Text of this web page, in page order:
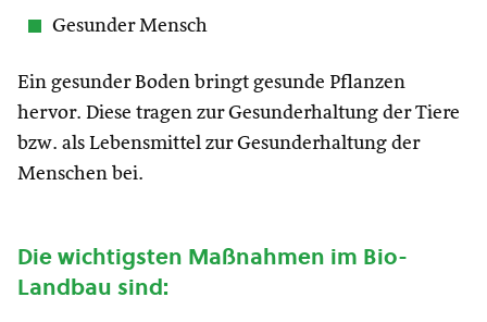
Gesunder Mensch
Ein gesunder Boden bringt gesunde Pflanzen
hervor. Diese tragen zur Gesunderhaltung der Tiere
bzw. als Lebensmittel zur Gesunderhaltung der
Menschen bei.
Die wichtigsten Maßnahmen im Bio-
Landbau sind: